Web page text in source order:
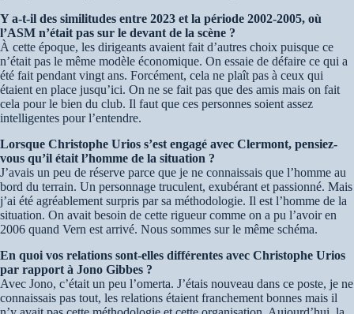
Y a-t-il des similitudes entre 2023 et la période 2002-2005, où
l’ASM n’était pas sur le devant de la scène ?
À cette époque, les dirigeants avaient fait d’autres choix puisque ce
n’était pas le même modèle économique. On essaie de défaire ce qui a
été fait pendant vingt ans. Forcément, cela ne plaît pas à ceux qui
étaient en place jusqu’ici. On ne se fait pas que des amis mais on fait
cela pour le bien du club. Il faut que ces personnes soient assez
intelligentes pour l’entendre.
Lorsque Christophe Urios s’est engagé avec Clermont, pensiez-
vous qu’il était l’homme de la situation ?
J’avais un peu de réserve parce que je ne connaissais que l’homme au
bord du terrain. Un personnage truculent, exubérant et passionné. Mais
j’ai été agréablement surpris par sa méthodologie. Il est l’homme de la
situation. On avait besoin de cette rigueur comme on a pu l’avoir en
2006 quand Vern est arrivé. Nous sommes sur le même schéma.
En quoi vos relations sont-elles différentes avec Christophe Urios
par rapport à Jono Gibbes ?
Avec Jono, c’était un peu l’omerta. J’étais nouveau dans ce poste, je ne
connaissais pas tout, les relations étaient franchement bonnes mais il